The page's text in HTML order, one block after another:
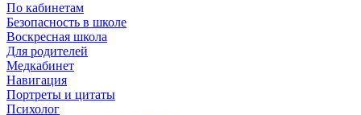
По кабинетам
Безопасность в школе
Воскресная школа
Для родителей
Медкабинет
Навигация
Портреты и цитаты
Психолог